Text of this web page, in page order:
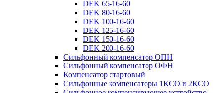
DEK 65-16-60
DEK 80-16-60
DEK 100-16-60
DEK 125-16-60
DEK 150-16-60
DEK 200-16-60
Сильфонный компенсатор ОПН
Сильфонный компенсатор ОФН
Компенсатор стартовый
Сильфонные компенсаторы 1КСО и 2КСО